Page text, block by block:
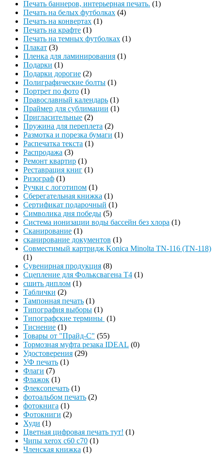
Печать баннеров, интерьерная печать. (1)
Печать на белых футболках (4)
Печать на конвертах (1)
Печать на крафте (1)
Печать на темных футболках (1)
Плакат (3)
Пленка для ламинирования (1)
Подарки (1)
Подарки дорогие (2)
Полиграфические болты (1)
Портрет по фото (1)
Православный календарь (1)
Праймер для сублимации (1)
Пригласительные (2)
Пружина для переплета (2)
Размотка и порезка бумаги (1)
Распечатка текста (1)
Распродажа (3)
Ремонт квартир (1)
Реставрация книг (1)
Ризограф (1)
Ручки с логотипом (1)
Сберегательная книжка (1)
Сертификат подарочный (1)
Символика дня победы (5)
Система ионизации воды бассейн без хлора (1)
Сканирование (1)
сканирование документов (1)
Совместимый картридж Konica Minolta TN-116 (TN-118)
(1)
Сувенирная продукция (8)
Сцепление для Фольксвагена Т4 (1)
сшить диплом (1)
Таблички (2)
Тампонная печать (1)
Типография выборы (1)
Типографские термины (1)
Тиснение (1)
Товары от "Прайд-С" (55)
Тормозная муфта резака IDEAL (0)
Удостоверения (29)
УФ печать (1)
Флаги (7)
Флажок (1)
Флексопечать (1)
фотоальбом печать (2)
фотокнига (1)
Фотокниги (2)
Худи (1)
Цветная цифровая печать тут! (1)
Чипы xerox c60 c70 (1)
Членская книжка (1)